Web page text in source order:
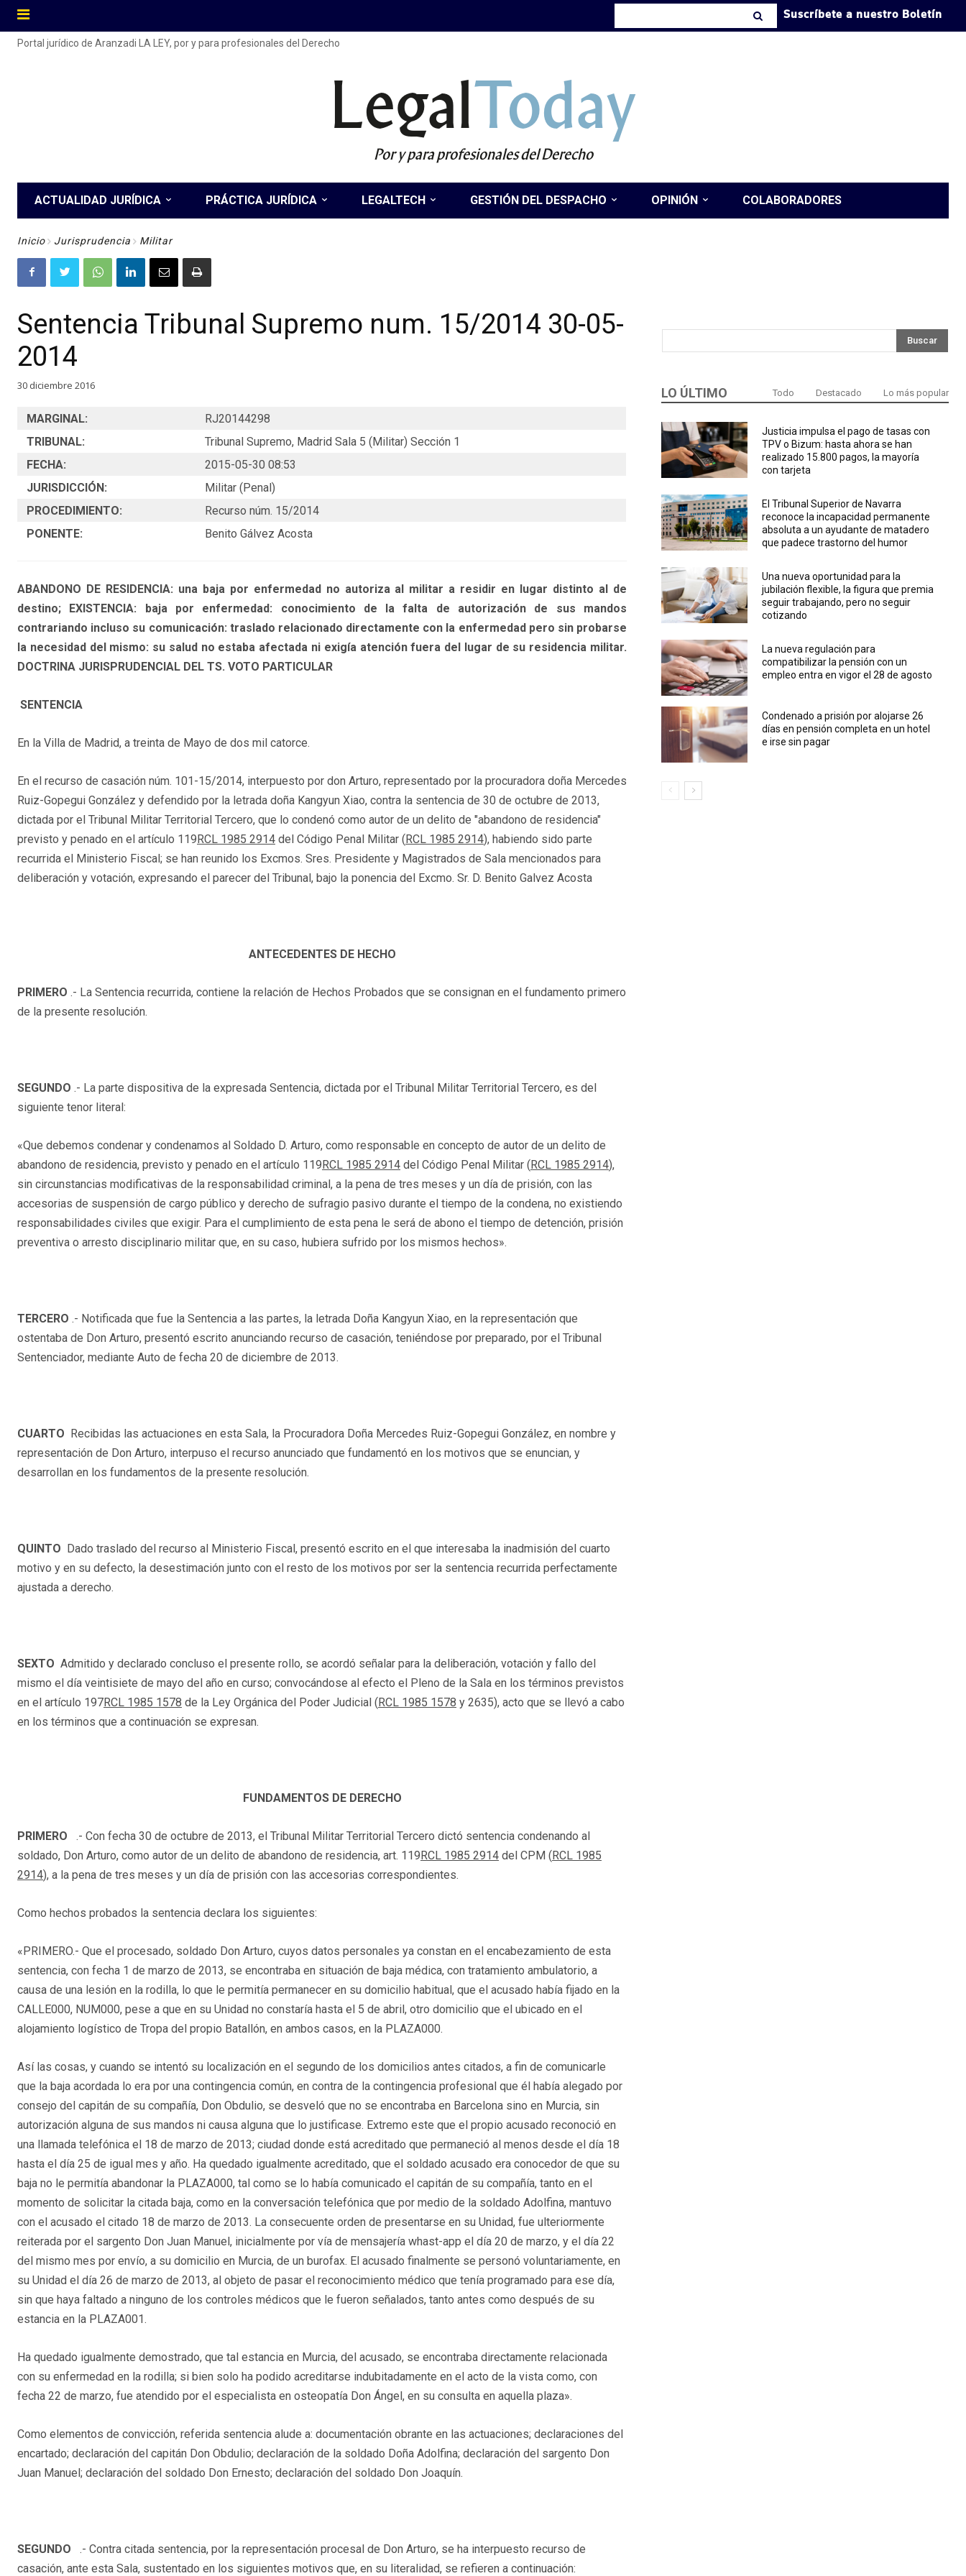
Suscríbete a nuestro Boletín
Portal jurídico de Aranzadi LA LEY, por y para profesionales del Derecho
LegalToday
Por y para profesionales del Derecho
ACTUALIDAD JURÍDICA PRÁCTICA JURÍDICA LEGALTECH GESTIÓN DEL DESPACHO OPINIÓN COLABORADORES
Inicio Jurisprudencia Militar
Sentencia Tribunal Supremo num. 15/2014 30-05-
2014
30 diciembre 2016
MARGINAL:
RJ20144298
TRIBUNAL:
Tribunal Supremo, Madrid Sala 5 (Militar) Sección 1
FECHA:
2015-05-30 08:53
JURISDICCIÓN:
Militar (Penal)
PROCEDIMIENTO:
Recurso núm. 15/2014
PONENTE:
Benito Gálvez Acosta
ABANDONO DE RESIDENCIA: una baja por enfermedad no autoriza al militar a residir en lugar distinto al de
destino; EXISTENCIA: baja por enfermedad: conocimiento de la falta de autorización de sus mandos
contrariando incluso su comunicación: traslado relacionado directamente con la enfermedad pero sin probarse
la necesidad del mismo: su salud no estaba afectada ni exigía atención fuera del lugar de su residencia militar.
DOCTRINA JURISPRUDENCIAL DEL TS. VOTO PARTICULAR
SENTENCIA
En la Villa de Madrid, a treinta de Mayo de dos mil catorce.
En el recurso de casación núm. 101-15/2014, interpuesto por don Arturo, representado por la procuradora doña Mercedes
Ruiz-Gopegui González y defendido por la letrada doña Kangyun Xiao, contra la sentencia de 30 de octubre de 2013,
dictada por el Tribunal Militar Territorial Tercero, que lo condenó como autor de un delito de "abandono de residencia"
previsto y penado en el artículo 119 RCL 1985 2914 del Código Penal Militar ( RCL 1985 2914), habiendo sido parte
recurrida el Ministerio Fiscal; se han reunido los Excmos. Sres. Presidente y Magistrados de Sala mencionados para
deliberación y votación, expresando el parecer del Tribunal, bajo la ponencia del Excmo. Sr. D. Benito Galvez Acosta
ANTECEDENTES DE HECHO
PRIMERO .- La Sentencia recurrida, contiene la relación de Hechos Probados que se consignan en el fundamento primero
de la presente resolución.
SEGUNDO .- La parte dispositiva de la expresada Sentencia, dictada por el Tribunal Militar Territorial Tercero, es del
siguiente tenor literal:
«Que debemos condenar y condenamos al Soldado D. Arturo, como responsable en concepto de autor de un delito de
abandono de residencia, previsto y penado en el artículo 119 RCL 1985 2914 del Código Penal Militar ( RCL 1985 2914),
sin circunstancias modificativas de la responsabilidad criminal, a la pena de tres meses y un día de prisión, con las
accesorias de suspensión de cargo público y derecho de sufragio pasivo durante el tiempo de la condena, no existiendo
responsabilidades civiles que exigir. Para el cumplimiento de esta pena le será de abono el tiempo de detención, prisión
preventiva o arresto disciplinario militar que, en su caso, hubiera sufrido por los mismos hechos».
TERCERO .- Notificada que fue la Sentencia a las partes, la letrada Doña Kangyun Xiao, en la representación que
ostentaba de Don Arturo, presentó escrito anunciando recurso de casación, teniéndose por preparado, por el Tribunal
Sentenciador, mediante Auto de fecha 20 de diciembre de 2013.
CUARTO
Recibidas las actuaciones en esta Sala, la Procuradora Doña Mercedes Ruiz-Gopegui González, en nombre y
representación de Don Arturo, interpuso el recurso anunciado que fundamentó en los motivos que se enuncian, y
desarrollan en los fundamentos de la presente resolución.
QUINTO
Dado traslado del recurso al Ministerio Fiscal, presentó escrito en el que interesaba la inadmisión del cuarto
motivo y en su defecto, la desestimación junto con el resto de los motivos por ser la sentencia recurrida perfectamente
ajustada a derecho.
SEXTO Admitido y declarado concluso el presente rollo, se acordó señalar para la deliberación, votación y fallo del
mismo el día veintisiete de mayo del año en curso; convocándose al efecto el Pleno de la Sala en los términos previstos
en el artículo 197RCL 1985 1578 de la Ley Orgánica del Poder Judicial ( RCL 1985 1578 y 2635), acto que se llevó a cabo
en los términos que a continuación se expresan.
FUNDAMENTOS DE DERECHO
PRIMERO .- Con fecha 30 de octubre de 2013, el Tribunal Militar Territorial Tercero dictó sentencia condenando al
soldado, Don Arturo, como autor de un delito de abandono de residencia, art. 119 RCL 1985 2914 del CPM ( RCL 1985
2914), a la pena de tres meses y un día de prisión con las accesorias correspondientes.
Como hechos probados la sentencia declara los siguientes:
«PRIMERO.- Que el procesado, soldado Don Arturo, cuyos datos personales ya constan en el encabezamiento de esta
sentencia, con fecha 1 de marzo de 2013, se encontraba en situación de baja médica, con tratamiento ambulatorio, a
causa de una lesión en la rodilla, lo que le permitía permanecer en su domicilio habitual, que el acusado había fijado en la
CALLE000, NUM000, pese a que en su Unidad no constaría hasta el 5 de abril, otro domicilio que el ubicado en el
alojamiento logístico de Tropa del propio Batallón, en ambos casos, en la PLAZA000.
Así las cosas, y cuando se intentó su localización en el segundo de los domicilios antes citados, a fin de comunicarle
que la baja acordada lo era por una contingencia común, en contra de la contingencia profesional que él había alegado por
consejo del capitán de su compañía, Don Obdulio, se desveló que no se encontraba en Barcelona sino en Murcia, sin
autorización alguna de sus mandos ni causa alguna que lo justificase. Extremo este que el propio acusado reconoció en
una llamada telefónica el 18 de marzo de 2013; ciudad donde está acreditado que permaneció al menos desde el día 18
hasta el día 25 de igual mes y año. Ha quedado igualmente acreditado, que el soldado acusado era conocedor de que su
baja no le permitía abandonar la PLAZA000, tal como se lo había comunicado el capitán de su compañía, tanto en el
momento de solicitar la citada baja, como en la conversación telefónica que por medio de la soldado Adolfina, mantuvo
con el acusado el citado 18 de marzo de 2013. La consecuente orden de presentarse en su Unidad, fue ulteriormente
reiterada por el sargento Don Juan Manuel, inicialmente por vía de mensajería whast-app el día 20 de marzo, y el día 22
del mismo mes por envío, a su domicilio en Murcia, de un burofax. El acusado finalmente se personó voluntariamente, en
su Unidad el día 26 de marzo de 2013, al objeto de pasar el reconocimiento médico que tenía programado para ese día,
sin que haya faltado a ninguno de los controles médicos que le fueron señalados, tanto antes como después de su
estancia en la PLAZA001.
Ha quedado igualmente demostrado, que tal estancia en Murcia, del acusado, se encontraba directamente relacionada
con su enfermedad en la rodilla; si bien solo ha podido acreditarse indubitadamente en el acto de la vista como, con
fecha 22 de marzo, fue atendido por el especialista en osteopatía Don Ángel, en su consulta en aquella plaza».
Como elementos de convicción, referida sentencia alude a: documentación obrante en las actuaciones; declaraciones del
encartado; declaración del capitán Don Obdulio; declaración de la soldado Doña Adolfina; declaración del sargento Don
Juan Manuel; declaración del soldado Don Ernesto; declaración del soldado Don Joaquín.
SEGUNDO .- Contra citada sentencia, por la representación procesal de Don Arturo, se ha interpuesto recurso de
casación, ante esta Sala, sustentado en los siguientes motivos que, en su literalidad, se refieren a continuación:
Buscar
LO ÚLTIMO Todo Destacado Lo más popular
Justicia impulsa el pago de tasas con
TPV o Bizum: hasta ahora se han
realizado 15.800 pagos, la mayoría
con tarjeta
El Tribunal Superior de Navarra
reconoce la incapacidad permanente
absoluta a un ayudante de matadero
que padece trastorno del humor
Una nueva oportunidad para la
jubilación flexible, la figura que premia
seguir trabajando, pero no seguir
cotizando
La nueva regulación para
compatibilizar la pensión con un
empleo entra en vigor el 28 de agosto
Condenado a prisión por alojarse 26
días en pensión completa en un hotel
e irse sin pagar